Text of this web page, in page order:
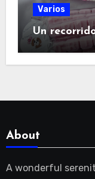
Varios
Un
About
A wonderful